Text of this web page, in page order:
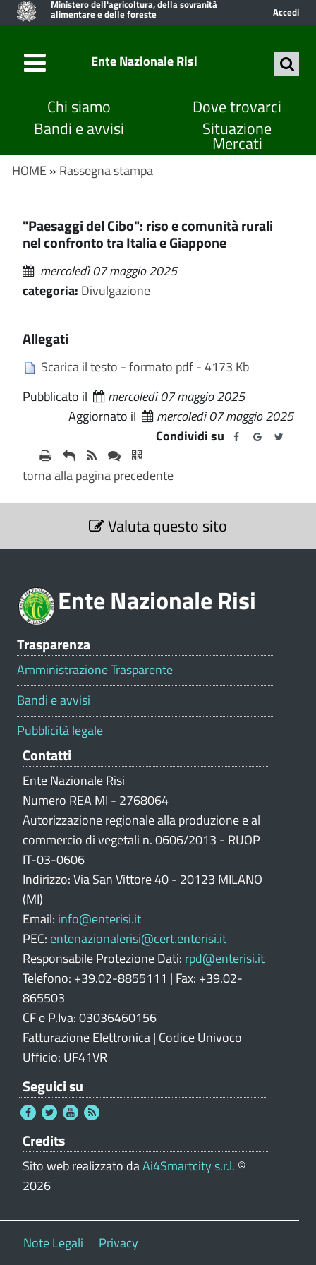
Ministero dell'agricoltura, della sovranità
alimentare e delle foreste Accedi
Ente Nazionale Risi
Chi siamo
Dove trovarci
Bandi e avvisi
Situazione
Mercati
HOME » Rassegna stampa
"Paesaggi del Cibo": riso e comunità rurali
nel confronto tra Italia e Giappone
mercoledì 07 maggio 2025
categoria: Divulgazione
Allegati
Scarica il testo - formato pdf - 4173 Kb
Pubblicato il
mercoledì 07 maggio 2025
Aggiornato il
mercoledì 07 maggio 2025
Condividi su
torna alla pagina precedente
S
z
Valuta questo sito
Ente Nazionale Risi
Trasparenza
Amministrazione Trasparente
Bandi e avvisi
Pubblicità legale
Contatti
Ente Nazionale Risi
Numero REA MI - 2768064
Autorizzazione regionale alla produzione e al
commercio di vegetali n. 0606/2013 - RUOP
IT-03-0606
Indirizzo: Via San Vittore 40 - 20123 MILANO
(MI)
Email: info@enterisi.it
PEC: entenazionalerisi@cert.enterisi.it
Responsabile Protezione Dati: rpd@enterisi.it
Telefono: +39.02-8855111 | Fax: +39.02-
865503
CF e P.Iva: 03036460156
Fatturazione Elettronica | Codice Univoco
Ufficio: UF41VR
Seguici su
Credits
Sito web realizzato daAi4Smartcity s.r.l. ©
2026
Note Legali Privacy